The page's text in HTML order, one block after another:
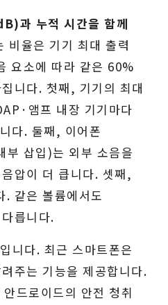
과 누적 시간을 함께
비율은 기기 최대 출력
요소에 따라 같은 60%
니다. 첫째, 기기의 최대
앰프 내장 기기마다
다. 둘째, 이어폰
부 삽입)는 외부 소음을
압이 더 큽니다. 셋째,
. 같은 볼륨에서도
릅니다.
니다. 최근 스마트폰은
주는 기능을 제공합니다.
드로이드의 안전 청취